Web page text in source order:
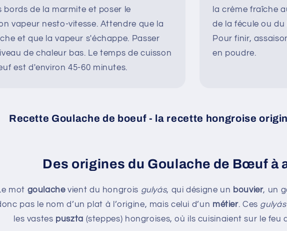
bords de la marmite et poser le
vapeur nesto-vitesse. Attendre que la
et que la vapeur s'échappe. Passer
de chaleur bas. Le temps de cuisson
est d'environ 45-60 minutes.
la crème fraîche
de la fécule ou
Pour finir,
en poudre.
Recette Goulache de boeuf - la recette hongroise
Des origines du Goulache de Bœuf à
mot goulachevient du hongrois gulyás, qui désigne un bouvier, un
pas le nom d’un plat à l’origine, mais celui d’un métier. Ces gulyás
les vastes puszta (steppes) hongroises, où ils cuisinaient sur le feu